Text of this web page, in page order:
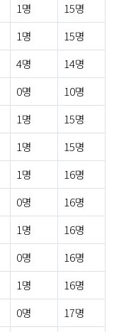
1명
15명
1명
15명
4명
14명
0명
10명
1명
15명
1명
15명
1명
16명
0명
16명
1명
16명
0명
16명
1명
16명
0명
17명